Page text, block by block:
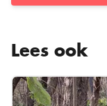
Lees ook